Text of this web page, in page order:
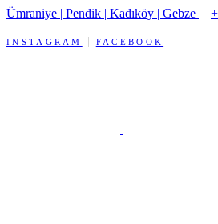
Ümraniye | Pendik | Kadıköy | Gebze
INSTAGRAM FACEBOOK